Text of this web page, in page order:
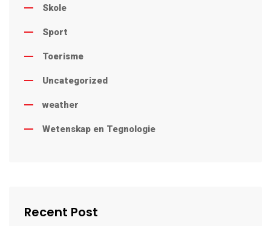
Skole
Sport
Toerisme
Uncategorized
weather
Wetenskap en Tegnologie
Recent Post